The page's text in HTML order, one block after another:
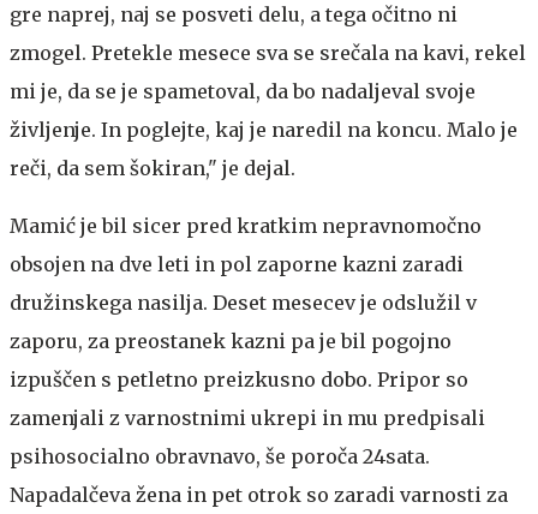
gre naprej, naj se posveti delu, a tega očitno ni
zmogel. Pretekle mesece sva se srečala na kavi, rekel
mi je, da se je spametoval, da bo nadaljeval svoje
življenje. In poglejte, kaj je naredil na koncu. Malo je
reči, da sem šokiran," je dejal.
Mamić je bil sicer pred kratkim nepravnomočno
obsojen na dve leti in pol zaporne kazni zaradi
družinskega nasilja. Deset mesecev je odslužil v
zaporu, za preostanek kazni pa je bil pogojno
izpuščen s petletno preizkusno dobo. Pripor so
zamenjali z varnostnimi ukrepi in mu predpisali
psihosocialno obravnavo, še poroča 24sata.
Napadalčeva žena in pet otrok so zaradi varnosti za